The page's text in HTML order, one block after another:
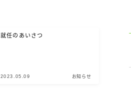
就任のあいさつ
2023.05.09 お知らせ